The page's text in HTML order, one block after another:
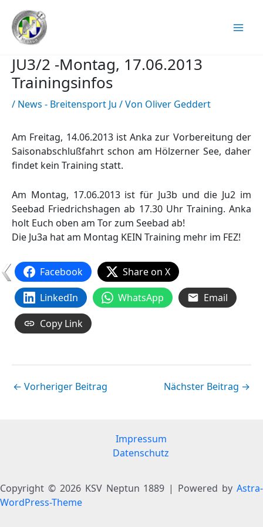
Inhalt
springen
JU3/2 -Montag, 17.06.2013
Trainingsinfos
/ News - Breitensport Ju / Von Oliver Geddert
Am Freitag, 14.06.2013 ist Anka zur Vorbereitung der
Saisonabschlußfahrt schon am Hölzerner See, daher
findet kein Training statt.
Am Montag, 17.06.2013 ist für Ju3b und die Ju2 im
Seebad Friedrichshagen ab 17.30 Uhr Training. Anka
holt Euch oben am Tor zum Seebad ab!
Die Ju3a hat am Montag KEIN Training mehr im FEZ!
Facebook
Share on X
LinkedIn
WhatsApp
Email
Copy Link
← Vorheriger Beitrag Nächster Beitrag →
Impressum
Datenschutz
Copyright © 2026 KSV Neptun 1889 | Powered by Astra-
WordPress-Theme